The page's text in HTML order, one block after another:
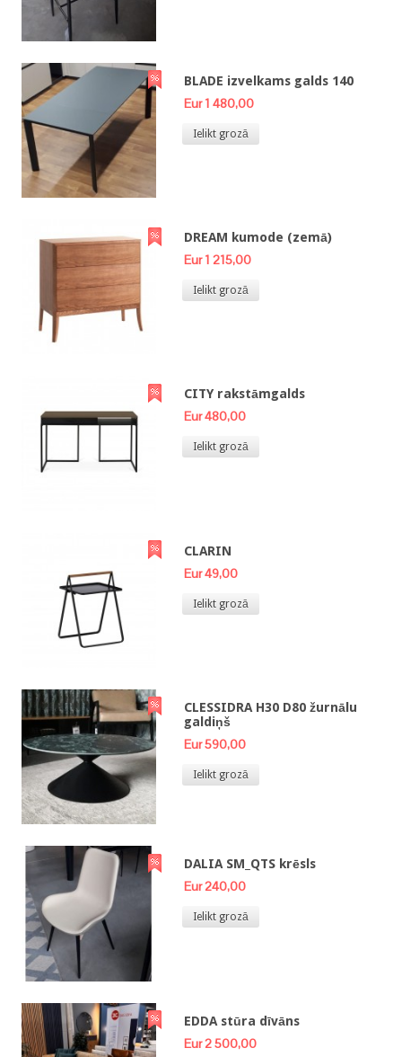
BLADE izvelkams galds 140
Eur 1 480,00
Ielikt grozā
DREAM kumode (zemā)
Eur 1 215,00
Ielikt grozā
CITY rakstāmgalds
Eur 480,00
Ielikt grozā
CLARIN
Eur 49,00
Ielikt grozā
CLESSIDRA H30 D80 žurnālu
galdiņš
Eur 590,00
Ielikt grozā
DALIA SM_QTS krēsls
Eur 240,00
Ielikt grozā
EDDA stūra dīvāns
Eur 2 500,00